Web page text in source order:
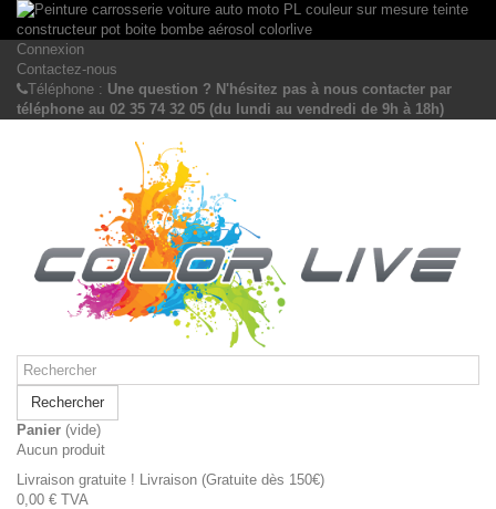
Connexion
Contactez-nous
Téléphone : Une question ? N'hésitez pas à nous contacter par
téléphone au 02 35 74 32 05 (du lundi au vendredi de 9h à 18h)
Rechercher
Panier (vide)
Aucun produit
Livraison gratuite ! Livraison (Gratuite dès 150€)
0,00 € TVA